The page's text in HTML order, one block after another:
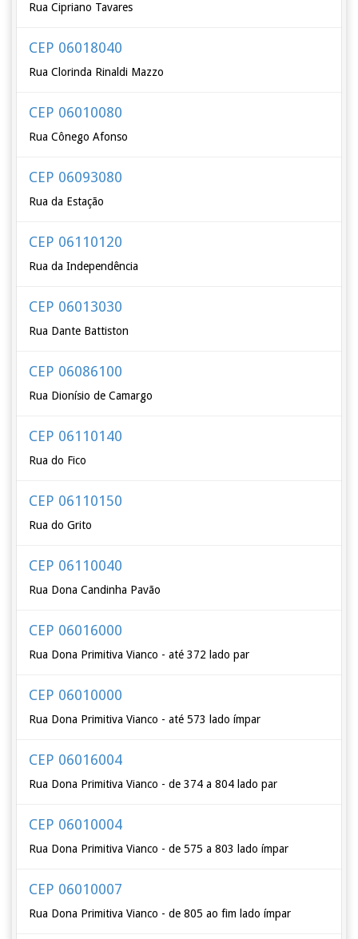
Rua Cipriano Tavares
CEP 06018040
Rua Clorinda Rinaldi Mazzo
CEP 06010080
Rua Cônego Afonso
CEP 06093080
Rua da Estação
CEP 06110120
Rua da Independência
CEP 06013030
Rua Dante Battiston
CEP 06086100
Rua Dionísio de Camargo
CEP 06110140
Rua do Fico
CEP 06110150
Rua do Grito
CEP 06110040
Rua Dona Candinha Pavão
CEP 06016000
Rua Dona Primitiva Vianco - até 372 lado par
CEP 06010000
Rua Dona Primitiva Vianco - até 573 lado ímpar
CEP 06016004
Rua Dona Primitiva Vianco - de 374 a 804 lado par
CEP 06010004
Rua Dona Primitiva Vianco - de 575 a 803 lado ímpar
CEP 06010007
Rua Dona Primitiva Vianco - de 805 ao fim lado ímpar